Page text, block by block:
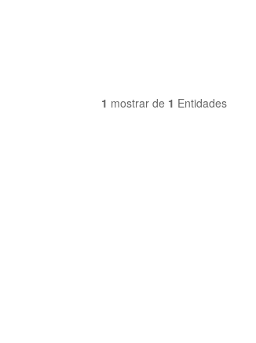
1 mostrar de 1 Entidades